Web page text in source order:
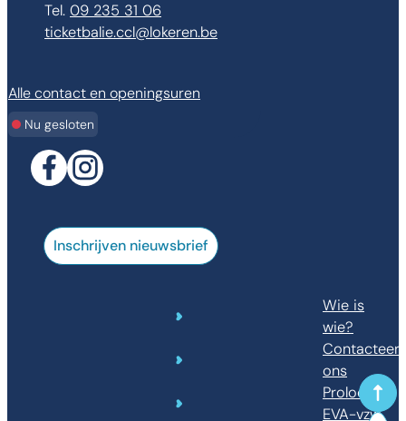
09 235 31 06
E-mailticketbalie.ccl@lokeren.be
Alle contact en openingsuren
Nu gesloten
Wie is
wie?
Contacteer
ons
Prolocc
EVA-vzw
FacebookInstagram
Inschrijven nieuwsbrief